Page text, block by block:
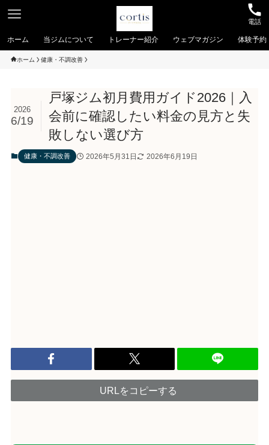
電話
ホーム 当ジムについて トレーナー紹介 ウェブマガジン 体験予約
ホーム 健康・不調改善
戸塚ジム初月費用ガイド2026｜入
会前に確認したい料金の見方と失
敗しない選び方
2026
6/19
健康・不調改善 2026年5月31日 2026年6月19日
URLをコピーする